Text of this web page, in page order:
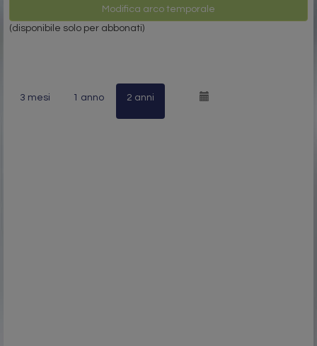
Modifica arco temporale
(disponibile solo per abbonati)
3 mesi 1 anno 2 anni